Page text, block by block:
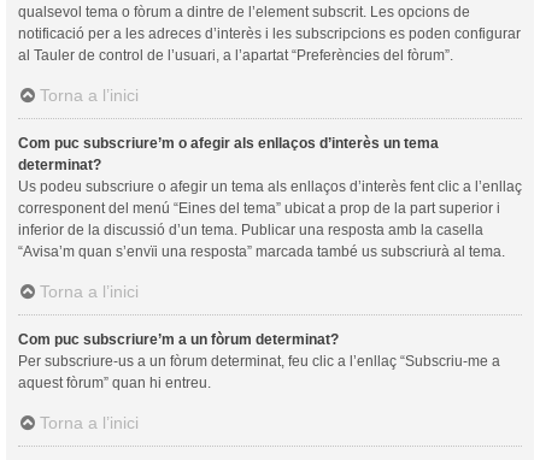
qualsevol tema o fòrum a dintre de l’element subscrit. Les opcions de
notificació per a les adreces d’interès i les subscripcions es poden configurar
al Tauler de control de l’usuari, a l’apartat “Preferències del fòrum”.
Torna a l’inici
Com puc subscriure’m o afegir als enllaços d’interès un tema
determinat?
Us podeu subscriure o afegir un tema als enllaços d’interès fent clic a l’enllaç
corresponent del menú “Eines del tema” ubicat a prop de la part superior i
inferior de la discussió d’un tema. Publicar una resposta amb la casella
“Avisa’m quan s’envïi una resposta” marcada també us subscriurà al tema.
Torna a l’inici
Com puc subscriure’m a un fòrum determinat?
Per subscriure-us a un fòrum determinat, feu clic a l’enllaç “Subscriu-me a
aquest fòrum” quan hi entreu.
Torna a l’inici